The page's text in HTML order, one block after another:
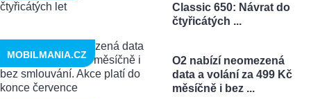
Classic 650: Návrat do
čtyřicátých ...
O2 nabízí neomezená
data a volání za 499 Kč
měsíčně i bez ...
MOBILMANIA.CZ